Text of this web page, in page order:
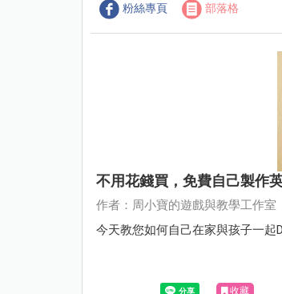
粉絲專頁 部落格
不用花錢買，免費自己製作
作者：周小寶的遊戲與教學工作室
今天教您如何自己在家與孩子一起
收藏